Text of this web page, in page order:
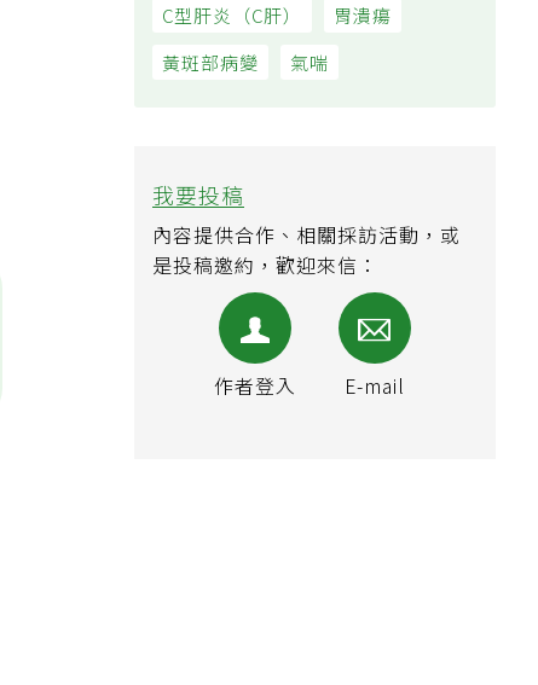
C型肝炎（C肝）
胃潰瘍
黃斑部病變
氣喘
我要投稿
內容提供合作、相關採訪活動，或